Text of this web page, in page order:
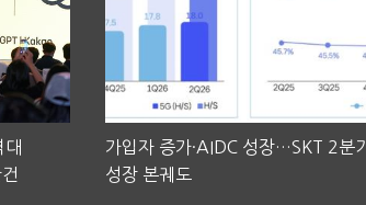
대
가입자 증가·AIDC 성장…SKT 2분기
성장 본궤도